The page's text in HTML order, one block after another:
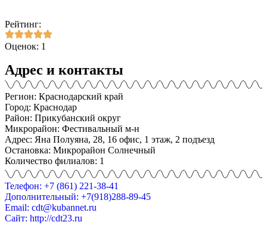
Рейтинг:
Оценок: 1
Адрес и контакты
Регион: Краснодарский край
Город: Краснодар
Район: Прикубанский округ
Микрорайон: Фестивальный м-н
Адрес: Яна Полуяна, 28, 16 офис, 1 этаж, 2 подъезд
Остановка: Микрорайон Солнечный
Количество филиалов: 1
Телефон: +7 (861) 221-38-41
Дополнительный: +7(918)288-89-45
Email: cdt@kubannet.ru
Сайт: http://cdt23.ru